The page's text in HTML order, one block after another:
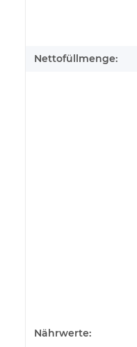
Nettofüllmenge:
Nährwerte: